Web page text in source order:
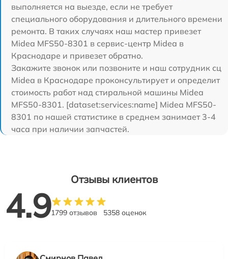
выполняется на выезде, если не требует
специального оборудования и длительного времени
ремонта. В таких случаях наш мастер привезет
Midea MFS50-8301 в сервис-центр Midea в
Краснодаре и привезет обратно.
Закажите звонок или позвоните и наш сотрудник сц
Midea в Краснодаре проконсультирует и определит
стоимость работ над стиральной машины Midea
MFS50-8301. [dataset:services:name] Midea MFS50-
8301 по нашей статистике в среднем занимает 3-4
часа при наличии запчастей.
Отзывы клиентов
4.91799 отзывов 5358 оценок